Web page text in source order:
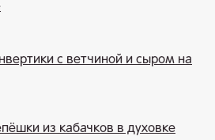
с ветчиной и сыром на
из кабачков в духовке